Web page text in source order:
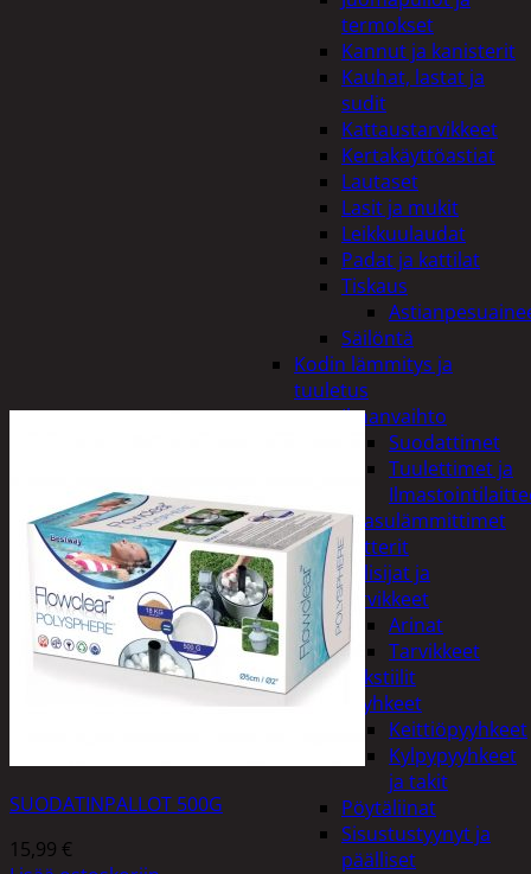
termokset
Kannut ja kanisterit
Kauhat, lastat ja
sudit
Kattaustarvikkeet
Kertakäyttöastiat
Lautaset
Lasit ja mukit
Leikkuulaudat
Padat ja kattilat
Tiskaus
Säilöntä
Kodin lämmitys ja
tuuletus
Ilmanvaihto
Suodattimet
Tuulettimet ja
Kaasulämmittimet
Patterit
Tulisijat ja
tarvikkeet
Arinat
Tarvikkeet
Kodintekstiilit
Pyyhkeet
Keittiöpyyhkeet
Kylpypyyhkeet
ja takit
Pöytäliinat
Sisustustyynyt ja
päälliset
SUODATINPALLOT 500G
15,99 €